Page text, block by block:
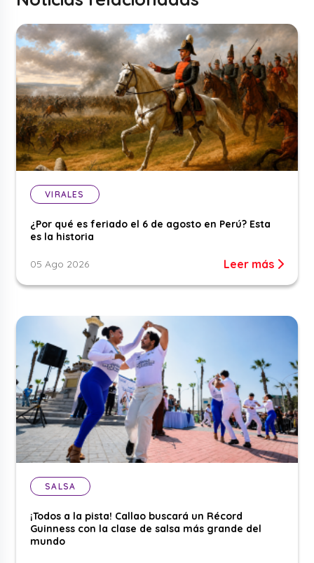
VIRALES
¿Por qué es feriado el 6 de agosto en Perú? Esta
es la historia
05 Ago 2026 Leer más
SALSA
¡Todos a la pista! Callao buscará un Récord
Guinness con la clase de salsa más grande del
mundo